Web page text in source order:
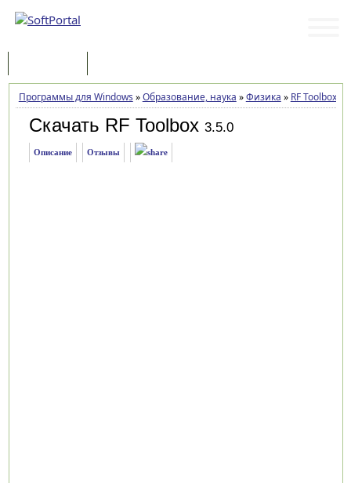
Программы для Windows »Образование, наука »Физика » RF Toolbox
Скачать RF Toolbox 3.5.0
Описание Отзывы